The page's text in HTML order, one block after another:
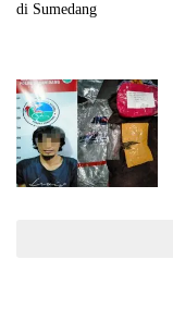
di Sumedang